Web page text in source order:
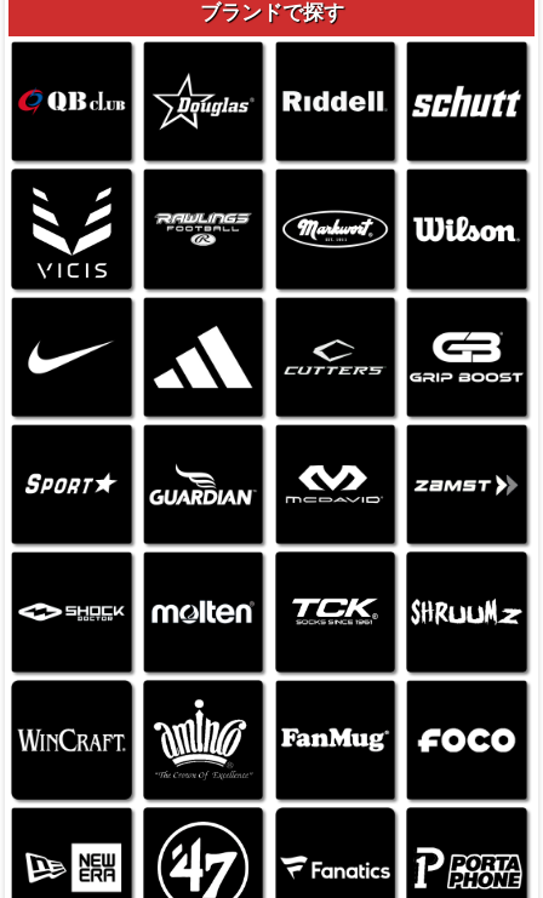
ブランドで探す